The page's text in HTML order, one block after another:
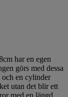
har en egen
görs med dessa
och en cylinder
utan det blir ett